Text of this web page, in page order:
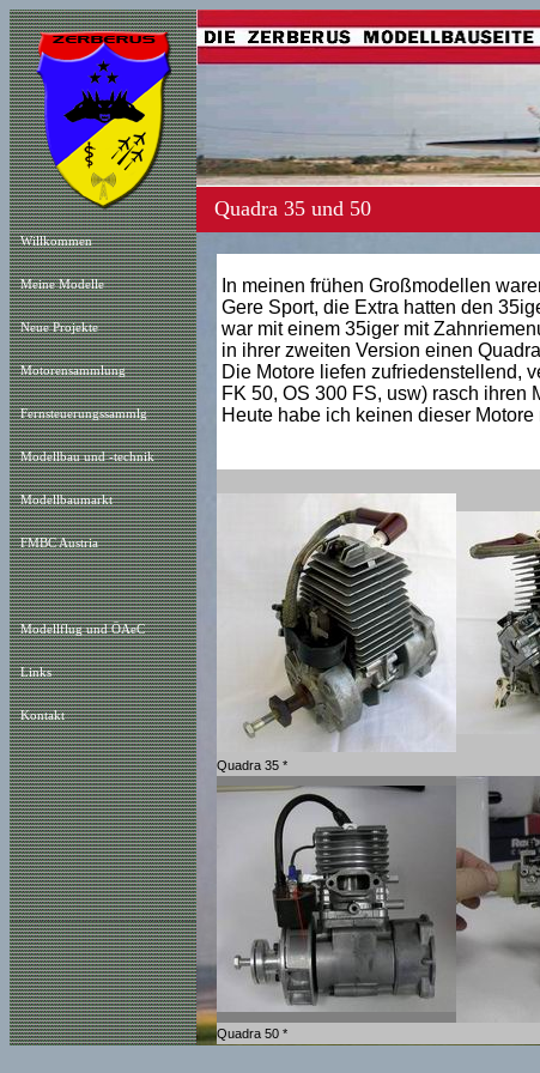
Willkommen
Meine Modelle
Neue Projekte
Motorensammlung
Fernsteuerungssammlg
Modellbau und -technik
Modellbaumarkt
FMBC Austria
Modellflug und ÖAeC
Links
Kontakt
Quadra 35 und 50
In meinen frühen Großmodellen
Gere Sport, die Extra hatten den
war mit einem 35iger mit
in ihrer zweiten Version einen
Die Motore liefen zufriedenstellend,
FK 50, OS 300 FS, usw) rasch ihren
Heute habe ich keinen dieser
Quadra 35 *
Quadra 50 *